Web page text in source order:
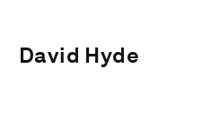
David Hyde